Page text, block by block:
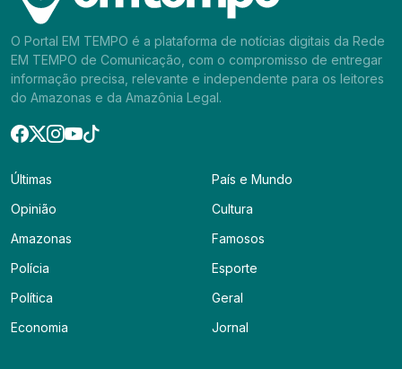
O Portal EM TEMPO é a plataforma de notícias digitais da Rede
EM TEMPO de Comunicação, com o compromisso de entregar
informação precisa, relevante e independente para os leitores
do Amazonas e da Amazônia Legal.
Últimas
Opinião
Amazonas
Polícia
Política
Economia
País e Mundo
Cultura
Famosos
Esporte
Geral
Jornal